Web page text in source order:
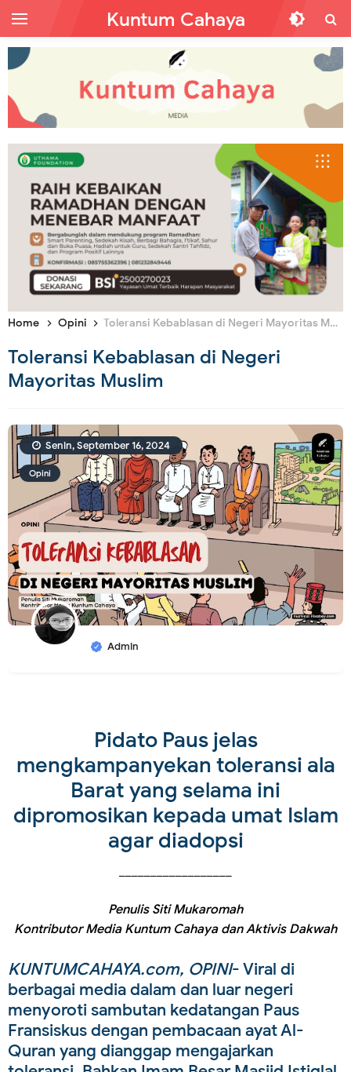
Kuntum Cahaya
Home Opini Toleransi Kebablasan di Negeri Mayoritas Muslim
Toleransi Kebablasan di Negeri
Mayoritas Muslim
Opini
Admin
Senin, September 16, 2024
Pidato Paus jelas
mengkampanyekan toleransi ala
Barat yang selama ini
dipromosikan kepada umat Islam
agar diadopsi
Penulis Siti Mukaromah
Kontributor Media Kuntum Cahaya dan Aktivis Dakwah
KUNTUMCAHAYA.com, OPINI- Viral di
berbagai media dalam dan luar negeri
menyoroti sambutan kedatangan Paus
Fransiskus dengan pembacaan ayat Al-
Quran yang dianggap mengajarkan